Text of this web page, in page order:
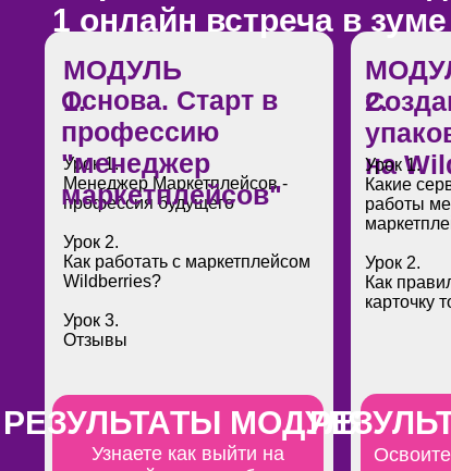
Урок 1.
Менеджер Маркетплейсов -
профессия будущего
Урок 2.
Как работать с маркетплейсом
Wildberries?
Урок 3.
Отзывы
МОДУЛЬ
1.
Основа. Старт в
профессию
"менеджер
маркетплейсов"
2.
на
Урок 1.
Какие
работы
Урок 2.
Как
карточку
Узнаете как выйти на
РЕЗУЛЬТАТЫ МОДУЛЯ
1 онлайн встреча в